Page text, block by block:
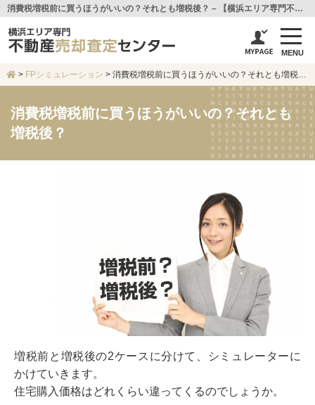
消費税増税前に買うほうがいいの？それとも増税後？ – 【横浜エリア専門不動産売却査定センター】センチュリー21アイ建設
MENU
> FPシミュレーション > 消費税増税前に買うほうがいいの？それとも増税後？
消費税増税前に買うほうがいいの？それとも
増税後？
増税前と増税後の2ケースに分けて、シミュレーターに
かけていきます。
住宅購入価格はどれくらい違ってくるのでしょうか。